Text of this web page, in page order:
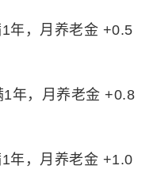
年，月养老金 +0.5
年，月养老金 +0.8
年，月养老金 +1.0